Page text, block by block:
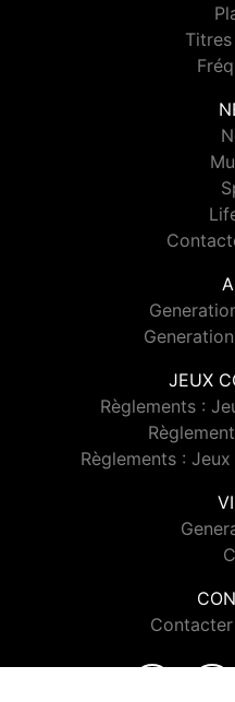
JEUX
Règlements :
Règlements :